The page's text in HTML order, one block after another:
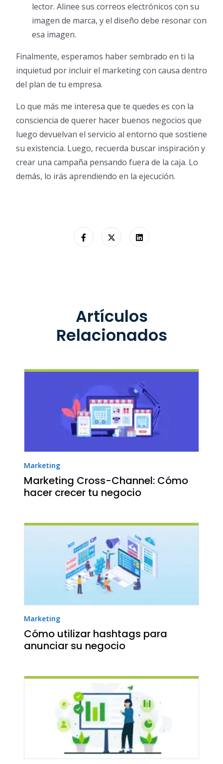
lector. Alinee sus correos electrónicos con su
imagen de marca, y el diseño debe resonar con
esa imagen.
Finalmente, esperamos haber sembrado en ti la
inquietud por incluir el marketing con causa dentro
del plan de tu empresa.
Lo que más me interesa que te quedes es con la
consciencia de querer hacer buenos negocios que
luego devuelvan el servicio al entorno que sostiene
su existencia. Luego, recuerda buscar inspiración y
crear una campaña pensando fuera de la caja. Lo
demás, lo irás aprendiendo en la ejecución.
Artículos
Relacionados
Marketing
Marketing Cross-Channel: Cómo
hacer crecer tu negocio
Marketing
Cómo utilizar hashtags para
anunciar su negocio